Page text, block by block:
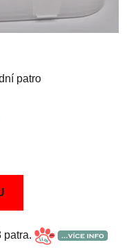
patro
patra.